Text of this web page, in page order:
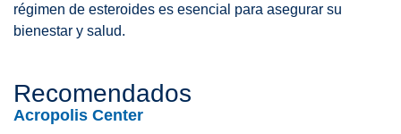
régimen de esteroides es esencial para asegurar su
bienestar y salud.
Recomendados
Acropolis Center